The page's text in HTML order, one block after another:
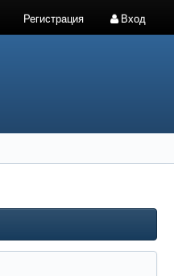
Регистрация Вход